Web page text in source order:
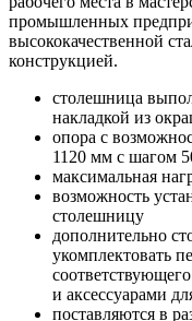
промышленных
высококачественной
конструкцией.
столешница
накладкой из
опора с
1120 мм с шагом
максимальная
возможность
столешницу
дополнительно
укомплектовать
и аксессуарами
поставляются в